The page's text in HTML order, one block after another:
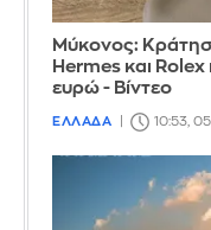
Μύκονος:
Hermes και
ευρώ - Βίντεο
ΕΛΛΑΔΑ 10:53,